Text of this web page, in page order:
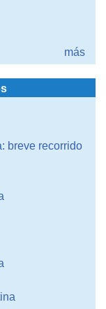
más
breve recorrido